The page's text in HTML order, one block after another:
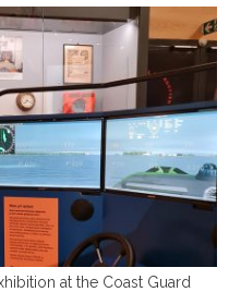
at the Coast Guard